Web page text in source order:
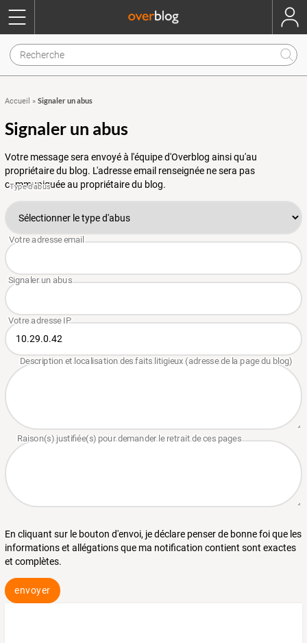
Accueil » Signaler un abus
Signaler un abus
Votre message sera envoyé à l'équipe d'Overblog ainsi qu'au
propriétaire du blog. L'adresse email renseignée ne sera pas
communiquée au propriétaire du blog.
En cliquant sur le bouton d'envoi, je déclare penser de bonne foi que les
informations et allégations que ma notification contient sont exactes
et complètes.
envoyer